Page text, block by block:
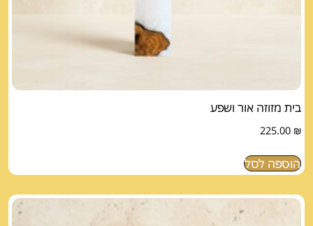
בית מזוזה אור ושפע
225.00 ₪
הוספה לסל